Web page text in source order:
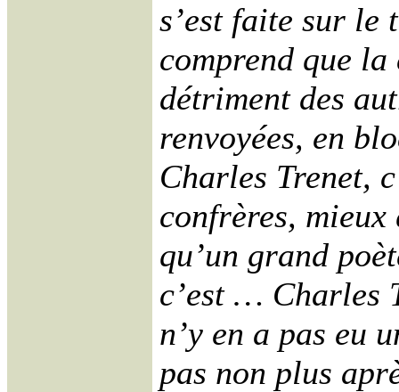
s’est faite sur le
comprend que
détriment des
renvoyées, en
Charles Trenet,
confrères, mieux
qu’un grand
c’est … Charles
n’y en a pas eu
pas non plus